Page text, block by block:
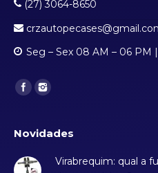
(27) 3064-8650
Seg – Sex 08 AM – 06 PM
Find us on:
Novidades
Virabrequim: qual a